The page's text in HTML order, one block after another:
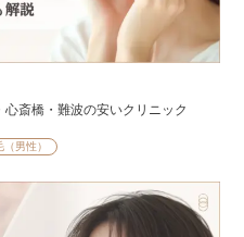
斎橋・難波の安いクリニック
男性）